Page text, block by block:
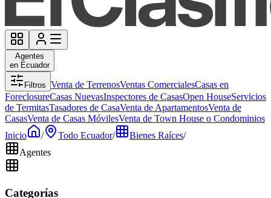
Agentes
en Ecuador
Filtros Venta de TerrenosVentas ComercialesCasas en
ForeclosureCasas NuevasInspectores de CasasOpen HouseServicios
de TermitasTasadores de CasaVenta de ApartamentosVenta de
CasasVenta de Casas MóvilesVenta de Town House o Condominios
Inicio
/ Todo Ecuador/ Bienes Raíces/
Agentes
Categorías